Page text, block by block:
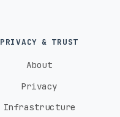
PRIVACY & TRUST
About
Privacy
Infrastructure